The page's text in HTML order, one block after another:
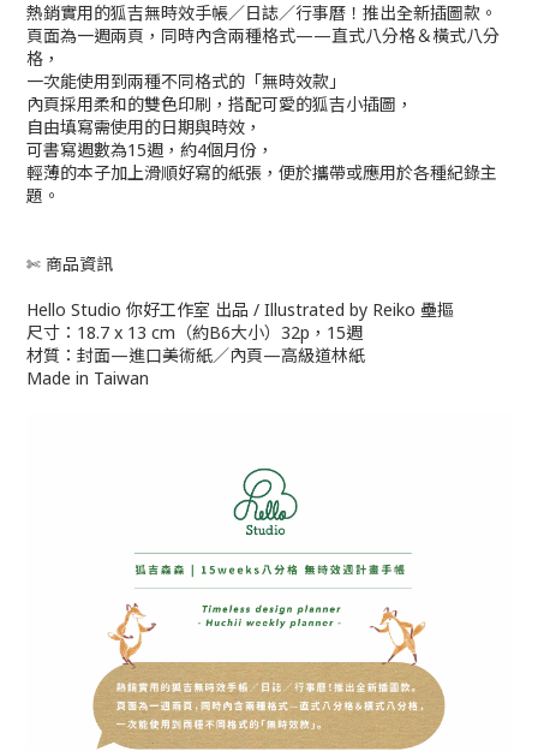
熱銷實用的狐吉無時效手帳／日誌／行事曆！推出全新插圖款。
頁面為一週兩頁，同時內含兩種格式——直式八分格＆橫式八分
格，
一次能使用到兩種不同格式的「無時效款」
內頁採用柔和的雙色印刷，搭配可愛的狐吉小插圖，
自由填寫需使用的日期與時效，
可書寫週數為15週，約4個月份，
輕薄的本子加上滑順好寫的紙張，便於攜帶或應用於各種紀錄主
題。
✄ 商品資訊
Hello Studio 你好工作室 出品 / Illustrated by Reiko 壘摳
尺寸：18.7 x 13 cm（約B6大小）32p，15週
材質：封面—進口美術紙／內頁—高級道林紙
Made in Taiwan